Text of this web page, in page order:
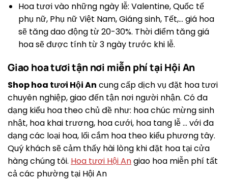
Hoa tươi vào những ngày lễ: Valentine, Quốc tế
phụ nữ, Phụ nữ Việt Nam, Giáng sinh, Tết,… giá hoa
sẽ tăng dao động từ 20-30%. Thời điểm tăng giá
hoa sẽ được tính từ 3 ngày trước khi lễ.
Giao hoa tươi tận nơi miễn phí tại Hội An
Shop hoa tươi Hội An cung cấp dịch vụ đặt hoa tươi
chuyên nghiệp, giao đến tận nơi người nhận. Có đa
dạng kiểu hoa theo chủ đề như: hoa chúc mừng sinh
nhật, hoa khai trương, hoa cưới, hoa tang lễ … với đa
dạng các loại hoa, lối cắm hoa theo kiểu phương tây.
Quý khách sẽ cảm thấy hài lòng khi đặt hoa tại cửa
hàng chúng tôi. Hoa tươi Hội Angiao hoa miễn phí tất
cả các phường tại Hội An